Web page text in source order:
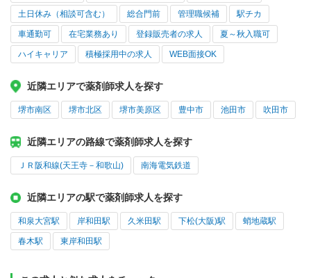
土日休み（相談可含む） 総合門前 管理職候補 駅チカ
車通勤可 在宅業務あり 登録販売者の求人 夏～秋入職可
ハイキャリア 積極採用中の求人 WEB面接OK
近隣エリアで薬剤師求人を探す
堺市南区 堺市北区 堺市美原区 豊中市 池田市 吹田市
近隣エリアの路線で薬剤師求人を探す
ＪＲ阪和線(天王寺－和歌山) 南海電気鉄道
近隣エリアの駅で薬剤師求人を探す
和泉大宮駅 岸和田駅 久米田駅 下松(大阪)駅 蛸地蔵駅
春木駅 東岸和田駅